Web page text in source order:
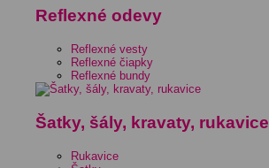
Reflexné odevy
Reflexné vesty
Reflexné čiapky
Reflexné bundy
Šatky, šály, kravaty, rukavice
Rukavice